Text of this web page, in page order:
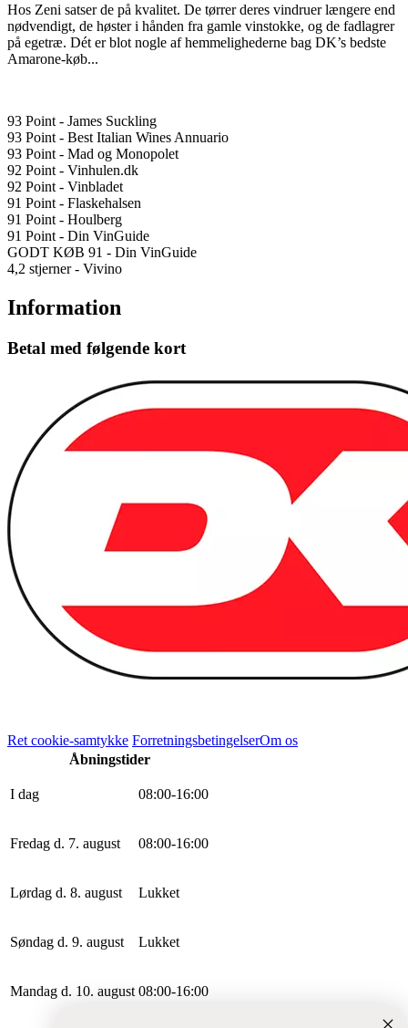
Hos Zeni satser de på kvalitet. De tørrer deres vindruer længere end
nødvendigt, de høster i hånden fra gamle vinstokke, og de fadlagrer
på egetræ. Dét er blot nogle af hemmelighederne bag DK’s bedste
Amarone-køb...
93 Point - James Suckling
93 Point - Best Italian Wines Annuario
93 Point - Mad og Monopolet
92 Point - Vinhulen.dk
92 Point - Vinbladet
91 Point - Flaskehalsen
91 Point - Houlberg
91 Point - Din VinGuide
GODT KØB 91 - Din VinGuide
4,2 stjerner - Vivino
Information
Betal med følgende kort
Ret cookie-samtykke ForretningsbetingelserOm os
Åbningstider
I dag 08:00-16:00
Fredag d. 7. august 08:00-16:00
Lørdag d. 8. august Lukket
Søndag d. 9. august Lukket
Mandag d. 10. august 08:00-16:00